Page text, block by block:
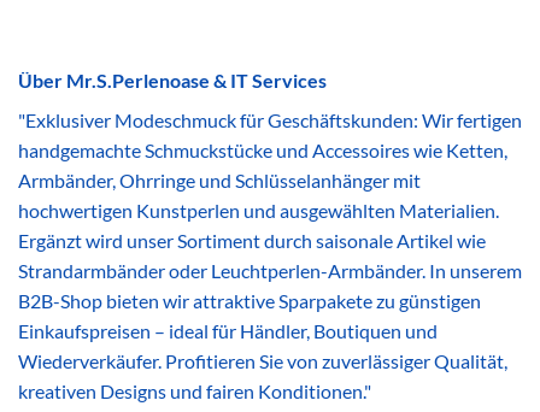
Über Mr.S.Perlenoase & IT Services
"Exklusiver Modeschmuck für Geschäftskunden: Wir fertigen
handgemachte Schmuckstücke und Accessoires wie Ketten,
Armbänder, Ohrringe und Schlüsselanhänger mit
hochwertigen Kunstperlen und ausgewählten Materialien.
Ergänzt wird unser Sortiment durch saisonale Artikel wie
Strandarmbänder oder Leuchtperlen-Armbänder. In unserem
B2B-Shop bieten wir attraktive Sparpakete zu günstigen
Einkaufspreisen – ideal für Händler, Boutiquen und
Wiederverkäufer. Profitieren Sie von zuverlässiger Qualität,
kreativen Designs und fairen Konditionen."